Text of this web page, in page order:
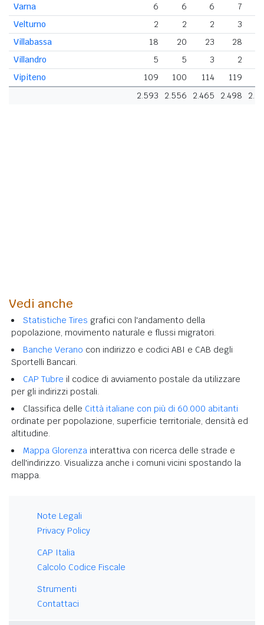
Varna
6 6 6
7
Velturno
2 2 2
3
Villabassa
18 20 23 28
Villandro
5 5 3
2
Vipiteno
109 100 114 119
2.593
2.556 2.465 2.498
Vedi anche
Statistiche Tires grafici con l'andamento della
popolazione, movimento naturale e flussi migratori.
Banche Verano con indirizzo e codici ABI e CAB degli
Sportelli Bancari.
CAP Tubre il codice di avviamento postale da utilizzare
per gli indirizzi postali.
Classifica delle Città italiane con più di 60.000 abitanti
ordinate per popolazione, superficie territoriale, densità ed
altitudine.
Mappa Glorenza interattiva con ricerca delle strade e
dell'indirizzo. Visualizza anche i comuni vicini spostando la
mappa.
Note Legali
Privacy Policy
CAP Italia
Calcolo Codice Fiscale
Strumenti
Contattaci